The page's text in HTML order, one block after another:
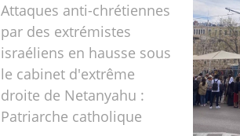
Attaques anti-chrétiennes
par des extrémistes
israéliens en hausse sous
le cabinet d'extrême
droite de Netanyahu :
Patriarche catholique